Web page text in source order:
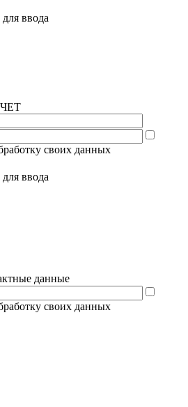
ввода
своих данных
ввода
данные
своих данных